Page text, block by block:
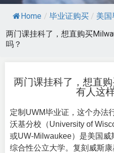
Home / 毕业证购买 / 美
两门课挂科了，想直购买
吗？
两门课挂科了，想直
有人这
定制UWM毕业证，这个办法
沃基分校（University of
或UW-Milwaukee）是美国
综合性公立大学。复刻威斯